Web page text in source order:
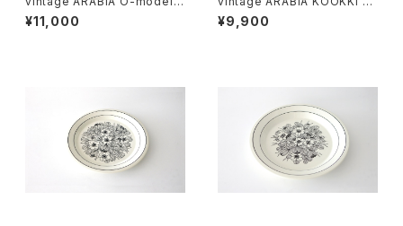
owl ivory / ヴィンテージ アラ
ビア ボウル アイボリー
¥11,000
lt＆pepper shaker cobalt /
ヴィンテージ アラビア ソルト＆
¥9,900